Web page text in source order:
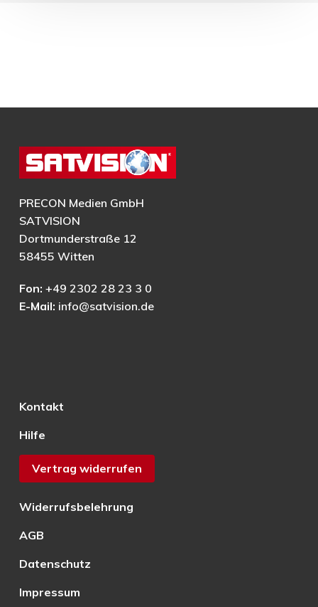
PRECON Medien GmbH
SATVISION
Dortmunderstraße 12
58455 Witten
Fon: +49 2302 28 23 3 0
E-Mail: info@satvision.de
Kontakt
Hilfe
Vertrag widerrufen
Widerrufsbelehrung
AGB
Datenschutz
Impressum